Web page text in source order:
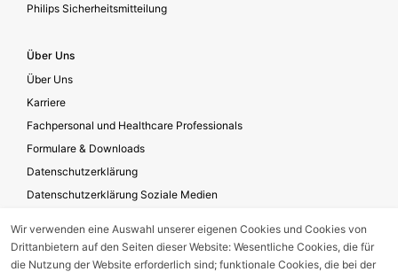
Philips Sicherheitsmitteilung
Über Uns
Über Uns
Karriere
Fachpersonal und Healthcare Professionals
Formulare & Downloads
Datenschutzerklärung
Datenschutzerklärung Soziale Medien
Impressum
Unternehmensverantwortung
Wir verwenden eine Auswahl unserer eigenen Cookies und Cookies von
Drittanbietern auf den Seiten dieser Website: Wesentliche Cookies, die für
die Nutzung der Website erforderlich sind; funktionale Cookies, die bei der